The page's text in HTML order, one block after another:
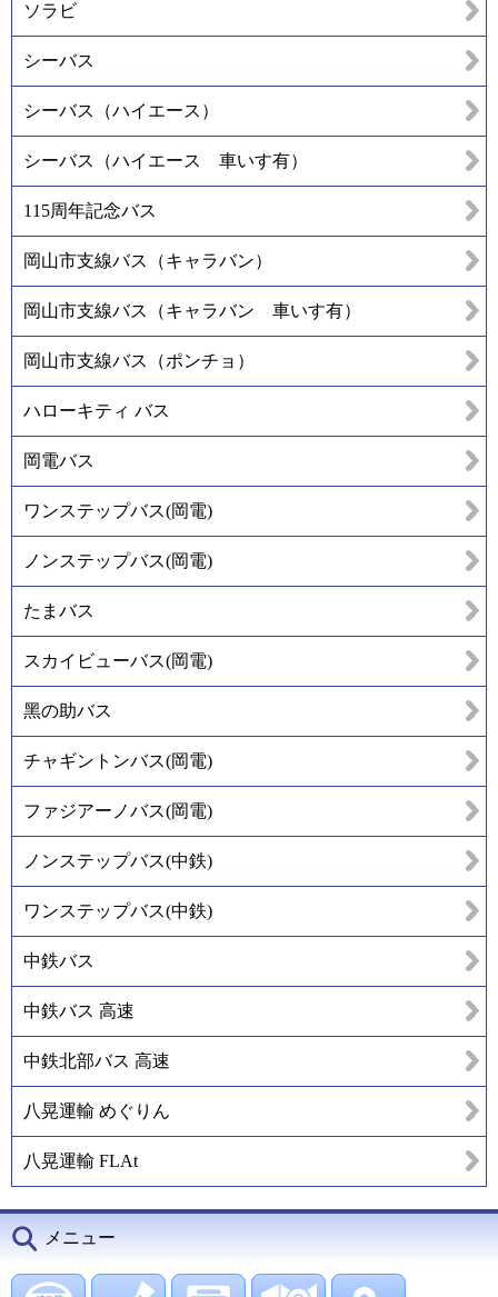
ソラビ
シーバス
シーバス（ハイエース）
シーバス（ハイエース 車いす有）
115周年記念バス
岡山市支線バス（キャラバン）
岡山市支線バス（キャラバン 車いす有）
岡山市支線バス（ポンチョ）
ハローキティ バス
岡電バス
ワンステップバス(岡電)
ノンステップバス(岡電)
たまバス
スカイビューバス(岡電)
黑の助バス
チャギントンバス(岡電)
ファジアーノバス(岡電)
ノンステップバス(中鉄)
ワンステップバス(中鉄)
中鉄バス
中鉄バス 高速
中鉄北部バス 高速
八晃運輸 めぐりん
八晃運輸 FLAt
メニュー